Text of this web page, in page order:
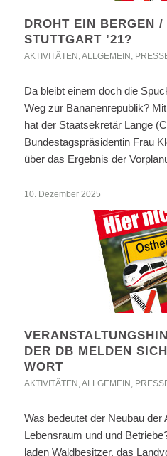
DROHT EIN BERGEN /
STUTTGART ’21?
AKTIVITÄTEN ,ALLGEMEIN ,
Da bleibt einem doch die
Weg zur Bananenrepublik?
hat der Staatsekretär Lange
Bundestagspräsidentin Frau
über das Ergebnis der
10. Dezember 2025
DER DB MELDEN
WORT
AKTIVITÄTEN ,ALLGEMEIN ,
Was bedeutet der Neubau der
Lebensraum und und
laden Waldbesitzer, das